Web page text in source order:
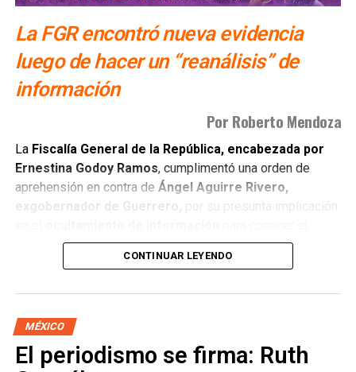
La FGR encontró nueva evidencia
luego de hacer un “reanálisis” de
información
Por Roberto Mendoza
La Fiscalía General de la República, encabezada por
Ernestina Godoy Ramos, cumplimentó una orden de
aprehensión en contra de Ángel Aguirre Rivero,
exgobernador de Guerrero,
por su presunta implicación
paradero de los43 estudiantes de la Escuela Normal
Rural Isidro Burgos. La institución federal justificó la
existentes
El mandamiento judicial fue solicitado a unjuez federal
CONTINUAR LEYENDO
MÉXICO
El periodismo se firma: Ruth